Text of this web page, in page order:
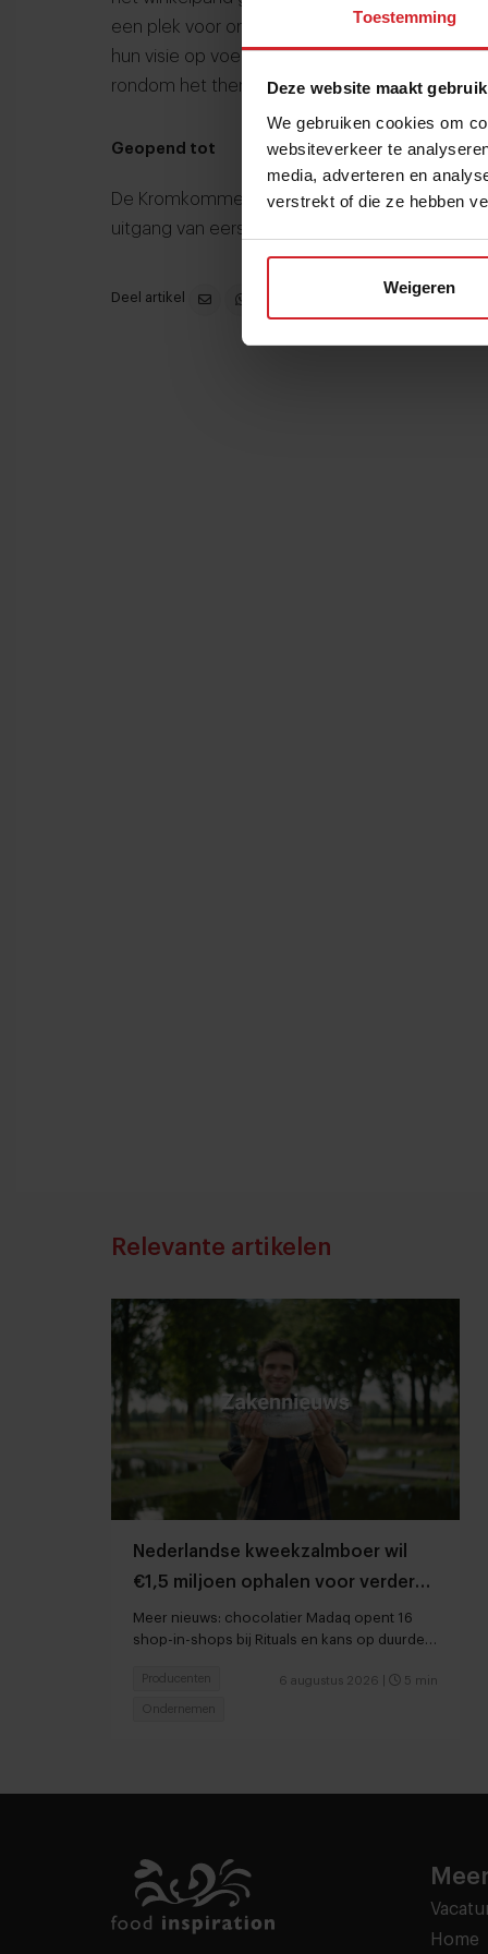
Toestemming
Deze website maakt
We gebruiken cookies om
websiteverkeer te
media, adverteren en
verstrekt of die ze hebben
Weigeren
een plek voor ontmoetingen. Telers komen
hun visie op voedselverspilling en er worden
rondom het thema verspilling gegeven.
Geopend tot
De Kromkommer pop-up shop is van 18 tot
uitgang van eerste pinksterdag) en is te
Deel artikel
Relevante artikelen
Nederlandse kweekzalmboer wil
€1,5 miljoen ophalen voor verdere
groei
Meer nieuws: chocolatier Madaq opent 16
shop-in-shops bij Rituals en kans op duurder
6 augustus 2026 5 min
Producenten
Ondernemen
Home